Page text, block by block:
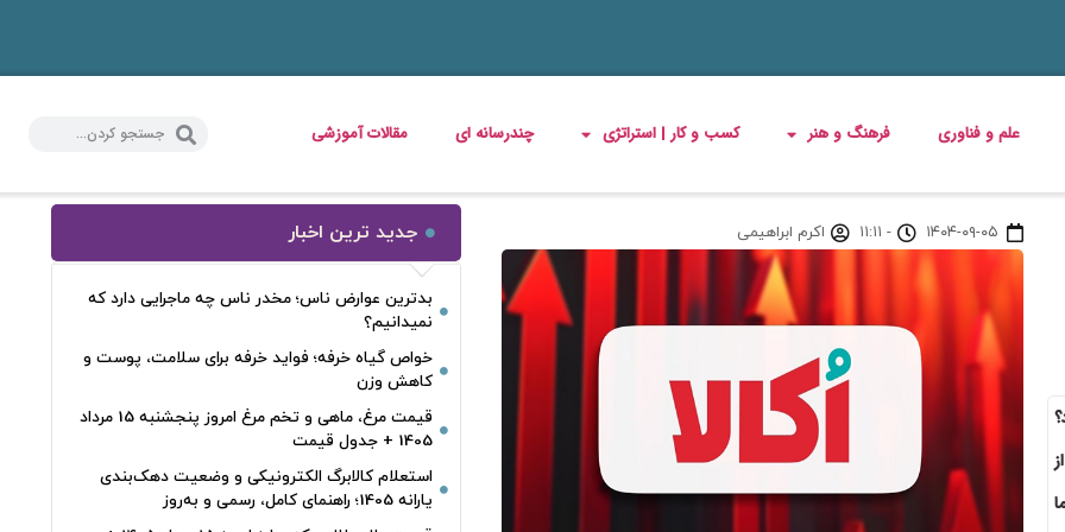
علم و فناوری فرهنگ و هنر کسب و کار | استراتژی چندرسانه ای مقالات آموزشی
۱۴۰۴-۰۹-۰۵ - ۱۱:۱۱ اکرم ابراهیمی جدید ترین اخبار
بدترین عوارض ناس؛ مخدر ناس چه ماجرایی دارد که
نمیدانیم؟
خواص گیاه خرفه؛ فواید خرفه برای سلامت، پوست و
کاهش وزن
قیمت مرغ، ماهی و تخم مرغ امروز پنجشنبه 15 مرداد
1405 + جدول قیمت
استعلام کالابرگ الکترونیکی و وضعیت دهک‌بندی
یارانه 1405؛ راهنمای کامل، رسمی و به‌روز